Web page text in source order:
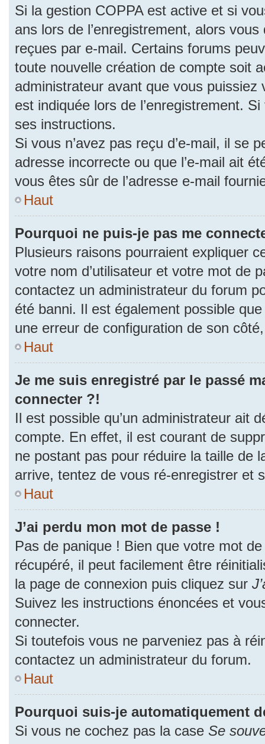
Si la gestion COPPA est active et si
ans lors de l’enregistrement, alors
reçues par e-mail. Certains forums
toute nouvelle création de compte soit
administrateur avant que vous
est indiquée lors de l’enregistrement.
ses instructions.
Si vous n’avez pas reçu d’e-mail, il se
adresse incorrecte ou que l’e-mail ait
vous êtes sûr de l’adresse e-mail
Haut
Pourquoi ne puis-je pas me
Plusieurs raisons pourraient expliquer
votre nom d’utilisateur et votre mot de
contactez un administrateur du forum
été banni. Il est également possible
une erreur de configuration de son
Haut
Je me suis enregistré par le passé
connecter ?!
Il est possible qu’un administrateur ait
compte. En effet, il est courant de
ne postant pas pour réduire la taille de
arrive, tentez de vous ré-enregistrer et
Haut
J’ai perdu mon mot de passe !
Pas de panique ! Bien que votre mot
récupéré, il peut facilement être
la page de connexion puis cliquez sur
Suivez les instructions énoncées et
connecter.
Si toutefois vous ne parveniez pas à
contactez un administrateur du forum.
Haut
Pourquoi suis-je automatiquement
Si vous ne cochez pas la case Se